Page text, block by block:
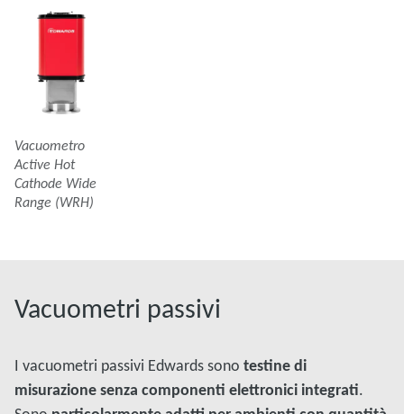
Vacuometro
Active Hot
Cathode Wide
Range (WRH)
Vacuometri passivi
I vacuometri passivi Edwards sono testine di
misurazione senza componenti elettronici integrati.